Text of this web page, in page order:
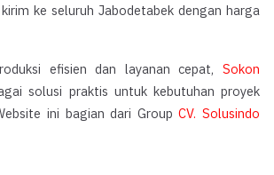
ke seluruh Jabodetabek dengan harga
efisien dan layanan cepat, Sokon
solusi praktis untuk kebutuhan proyek
ini bagian dari GroupCV. Solusindo